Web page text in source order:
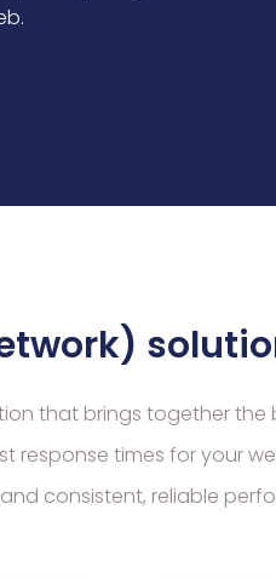
that brings together the
times for your
consistent, reliable